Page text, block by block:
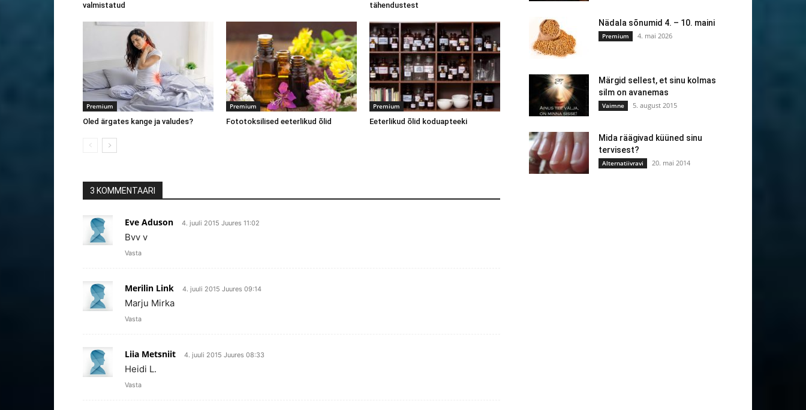
valmistatud
tähendustest
Premium
Oled ärgates kange ja valudes?
Premium
Fototoksilised eeterlikud õlid
Premium
Eeterlikud õlid koduapteeki
3 KOMMENTAARI
Eve Aduson 4. juuli 2015 Juures 11:02
Bvv v
Vasta
Merilin Link 4. juuli 2015 Juures 09:14
Marju Mirka
Vasta
Liia Metsniit 4. juuli 2015 Juures 08:33
Heidi L.
Vasta
Nädala sõnumid 4. – 10. maini
Premium 4. mai 2026
Märgid sellest, et sinu kolmas
silm on avanemas
Vaimne 5. august 2015
Mida räägivad küüned sinu
tervisest?
Alternatiivravi 20. mai 2014